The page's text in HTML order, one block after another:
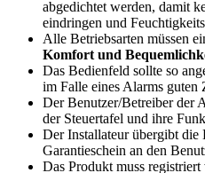
abgedichtet werden, damit
eindringen und
Alle Betriebsarten müssen
Komfort und
Das Bedienfeld sollte so
im Falle eines Alarms
Der Benutzer/Betreiber der
der Steuertafel und ihre
Der Installateur übergibt die
Garantieschein an den
Das Produkt muss registriert